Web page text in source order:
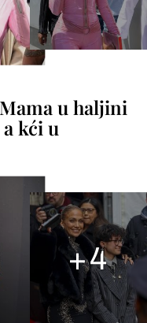
u haljini
kći u
+4